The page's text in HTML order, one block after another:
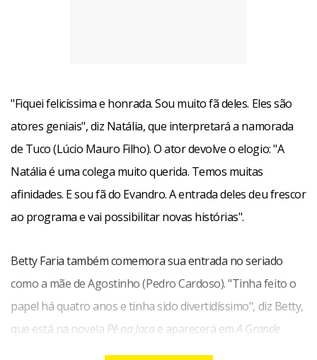
"Fiquei felicíssima e honrada. Sou muito fã deles. Eles são
atores geniais", diz Natália, que interpretará a namorada
de Tuco (Lúcio Mauro Filho). O ator devolve o elogio: "A
Natália é uma colega muito querida. Temos muitas
afinidades. E sou fã do Evandro. A entrada deles deu frescor
ao programa e vai possibilitar novas histórias".
Betty Faria também comemora sua entrada no seriado
como a mãe de Agostinho (Pedro Cardoso). "Tinha feito o
papel há quatro anos e tinha sido divertidíssimo", diz Betty,
que está na novela Pé na Jacae aparecerá emA Grande
no primeiro episódio do ano,A Semana do Dia das